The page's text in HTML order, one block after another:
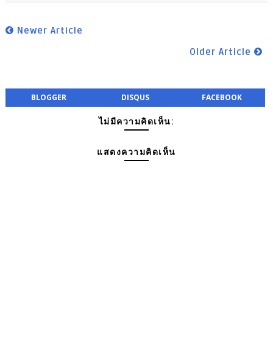
Newer Article
Older Article
BLOGGER DISQUS FACEBOOK
ไม่มีความคิดเห็น:
แสดงความคิดเห็น